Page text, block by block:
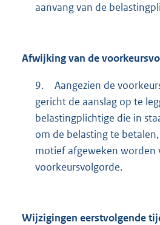
aanvang van de
Afwijking van de
9.
Aangezien de
gericht de aanslag op te
belastingplichtige die in
om de belasting te
motief afgeweken worden
voorkeursvolgorde.
Wijzigingen eerstvolgende